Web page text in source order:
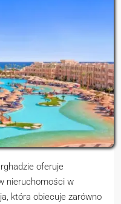
oferuje
nieruchomości w
która obiecuje zarówno